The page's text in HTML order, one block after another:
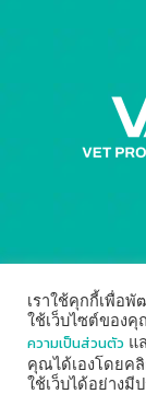
เราใช้คุกกี้เพื่อ
ใช้เว็บไซต์ของ
ความเป็นส่วนตัว แ
คุณได้เองโดยคลิ
ใช้เว็บได้อย่างมี